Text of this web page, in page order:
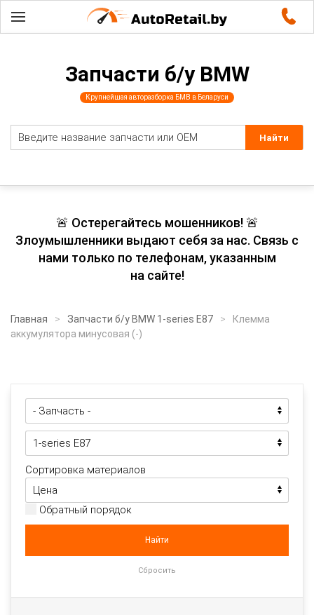
Запчасти б/у BMW
Крупнейшая авторазборка БМВ в Беларуси
🚨 Остерегайтесь мошенников! 🚨
Злоумышленники выдают себя за нас. Связь с
нами только по телефонам, указанным
на сайте!
Главная Запчасти б/у BMW 1-series E87
Клемма
аккумулятора минусовая (-)
Сортировка материалов
Обратный порядок